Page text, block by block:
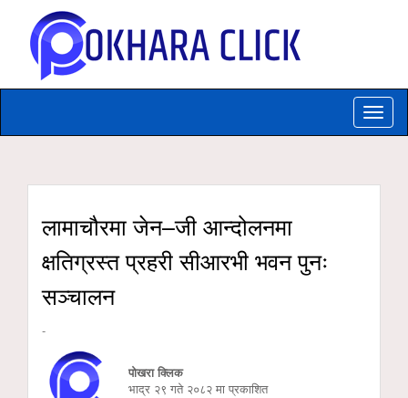
Toggle
लामाचौरमा जेन–जी आन्दोलनमा
क्षतिग्रस्त प्रहरी सीआरभी भवन पुनः
सञ्चालन
-
पोखरा क्लिक
भाद्र २९ गते २०८२ मा प्रकाशित